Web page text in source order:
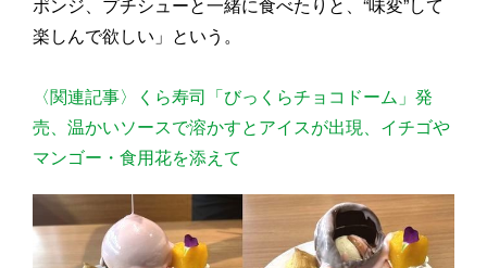
ポンジ、プチシューと一緒に食べたりと、“味変”して
楽しんで欲しい」という。
〈関連記事〉くら寿司「びっくらチョコドーム」発
売、温かいソースで溶かすとアイスが出現、イチゴや
マンゴー・食用花を添えて